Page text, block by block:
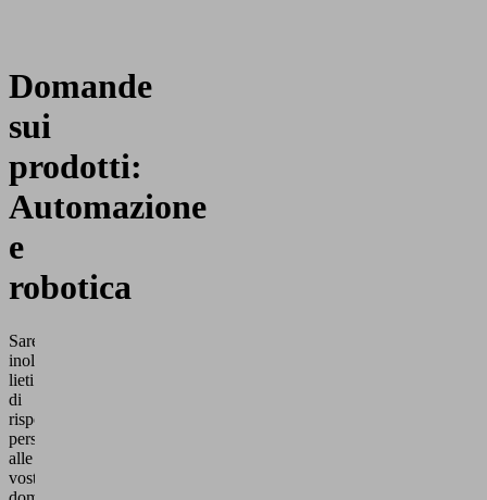
Domande
sui
prodotti:
Automazione
e
robotica
Saremo
inoltre
lieti
di
rispondere
personalmente
alle
vostre